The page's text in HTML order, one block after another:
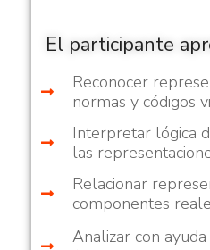
El participante
Reconocer
normas y códigos
Interpretar lógica
las
Relacionar
componentes
Analizar con